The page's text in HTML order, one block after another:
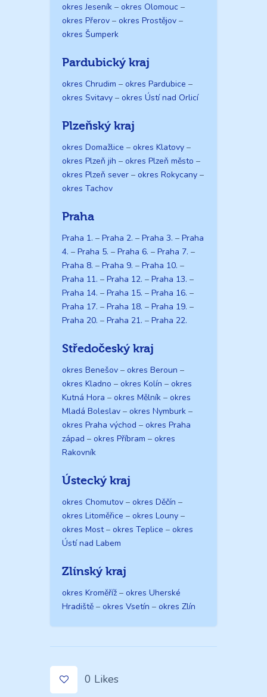
okres Jeseník – okres Olomouc –
okres Přerov – okres Prostějov –
okres Šumperk
Pardubický kraj
okres Chrudim – okres Pardubice –
okres Svitavy – okres Ústí nad Orlicí
Plzeňský kraj
okres Domažlice – okres Klatovy –
okres Plzeň jih – okres Plzeň město –
okres Plzeň sever – okres Rokycany –
okres Tachov
Praha
Praha 1. – Praha 2. – Praha 3. – Praha
4. – Praha 5. – Praha 6. – Praha 7. –
Praha 8. – Praha 9. – Praha 10. –
Praha 11. – Praha 12. – Praha 13. –
Praha 14. – Praha 15. – Praha 16. –
Praha 17. – Praha 18. – Praha 19. –
Praha 20. – Praha 21. – Praha 22.
Středočeský kraj
okres Benešov – okres Beroun –
okres Kladno – okres Kolín – okres
Kutná Hora – okres Mělník – okres
Mladá Boleslav – okres Nymburk –
okres Praha východ – okres Praha
západ – okres Příbram – okres
Rakovník
Ústecký kraj
okres Chomutov – okres Děčín –
okres Litoměřice – okres Louny –
okres Most– okres Teplice – okres
Ústí nad Labem
Zlínský kraj
okres Kroměříž – okres Uherské
Hradiště – okres Vsetín – okres Zlín
0 Likes